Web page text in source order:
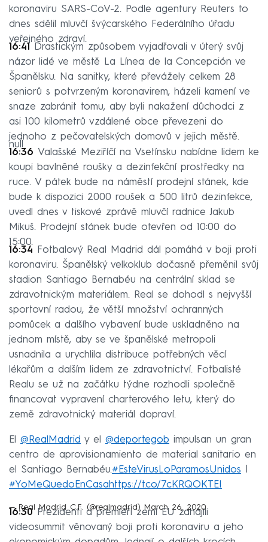
koronaviru SARS-CoV-2. Podle agentury Reuters to
dnes sdělil mluvčí švýcarského Federálního úřadu
veřejného zdraví.
16:41 Drastickým způsobem vyjadřovali v úterý svůj
názor lidé ve městě La Línea de la Concepción ve
Španělsku. Na sanitky, které převážely celkem 28
seniorů s potvrzeným koronavirem, házeli kamení ve
snaze zabránit tomu, aby byli nakažení důchodci z
asi 100 kilometrů vzdálené obce převezeni do
jednoho z pečovatelských domovů v jejich městě.
null
16:36 Valašské Meziříčí na Vsetínsku nabídne lidem ke
koupi bavlněné roušky a dezinfekční prostředky na
ruce. V pátek bude na náměstí prodejní stánek, kde
bude k dispozici 2000 roušek a 500 litrů dezinfekce,
uvedl dnes v tiskové zprávě mluvčí radnice Jakub
Mikuš. Prodejní stánek bude otevřen od 10:00 do
15:00.
16:34 Fotbalový Real Madrid dál pomáhá v boji proti
koronaviru. Španělský velkoklub dočasně přeměnil svůj
stadion Santiago Bernabéu na centrální sklad se
zdravotnickým materiálem. Real se dohodl s nejvyšší
sportovní radou, že větší množství ochranných
pomůcek a dalšího vybavení bude uskladněno na
jednom místě, aby se ve španělské metropoli
usnadnila a urychlila distribuce potřebných věcí
lékařům a dalším lidem ze zdravotnictví. Fotbalisté
Realu se už na začátku týdne rozhodli společně
financovat vypravení charterového letu, který do
země zdravotnický materiál dopraví.
El @RealMadrid y el @deportegob impulsan un gran
centro de aprovisionamiento de material sanitario en
el Santiago Bernabéu.#EsteVirusLoParamosUnidos
#YoMeQuedoEnCasahttps://t.co/7cKRQOKTEI
— Real Madrid C.F. (@realmadrid) March 26, 2020
16:30Prezidenti a premiéři zemí EU zahájili
videosummit věnovaný boji proti koronaviru a jeho